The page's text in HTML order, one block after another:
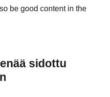
be good content in the
sidottu